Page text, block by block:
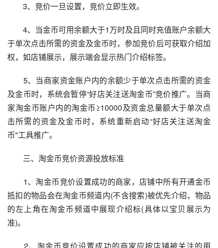
3、竞价一旦设置，竞价立即生效。
4、当金币可用余额大于1万时及且同时充值账户余额大
于单次点击所需的资金及金币时，参加竞价后可获取介绍加
权，如店铺展示，展示端会显示热门介绍标签。
5、当商家资金账户内的余额少于单次点击所需的资金
及金币时，系统会暂停“好店关注送淘金币”竞价推广。当商
家淘金币账户内的淘金币≥10000及资金总量额大于单次点
击所需的资金及金币时，系统重新启动“好店关注送淘金
币"工具推广。
三、淘金币竞价资源投放标准
1、淘金币竞价设置成功的商家，店铺中所有开通金币
抵扣的物品会在淘金币频道内(不含搜索)被优先介绍，物品
的左上角在淘金币频道中展现介绍标(具体以宝贝展示为
准)。
2、淘金币竞价设置成功的商家应按店铺被关注的用